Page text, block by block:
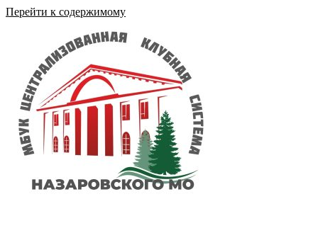
Перейти к содержимому